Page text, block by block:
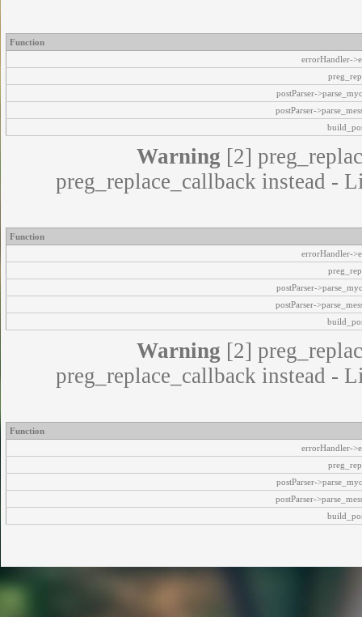
Function
errorHandler-
postParser-
postParser-
Warning [2]
preg_replace_callback instead -
Function
errorHandler-
postParser-
postParser-
Warning [2]
preg_replace_callback instead -
Function
errorHandler-
postParser-
postParser-